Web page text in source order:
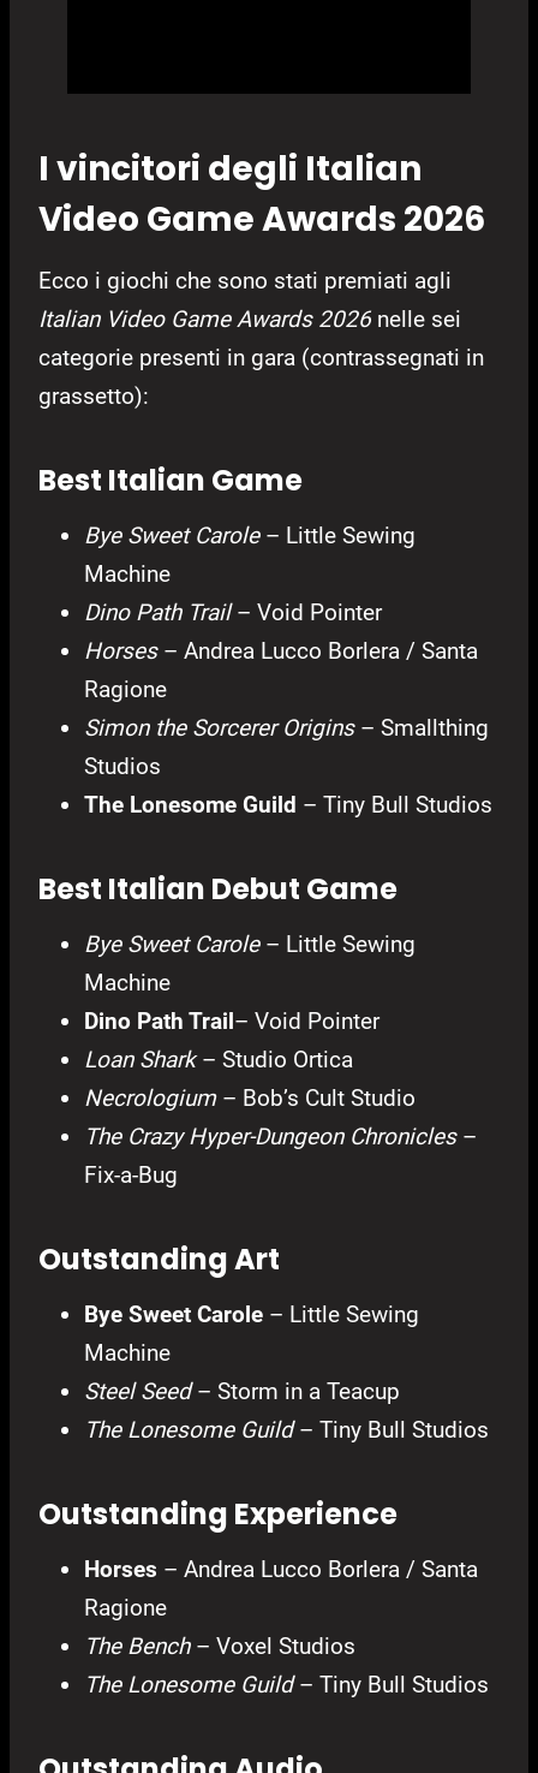
I vincitori degli Italian
Video Game Awards 2026
Ecco i giochi che sono stati premiati agli
Italian Video Game Awards 2026 nelle sei
categorie presenti in gara (contrassegnati in
grassetto):
Best Italian Game
Bye Sweet Carole– Little Sewing
Machine
Dino Path Trail– Void Pointer
Horses– Andrea Lucco Borlera / Santa
Ragione
Simon the Sorcerer Origins– Smallthing
Studios
The Lonesome Guild – Tiny Bull Studios
Best Italian Debut Game
Bye Sweet Carole– Little Sewing
Machine
Dino Path Trail– Void Pointer
Loan Shark– Studio Ortica
Necrologium– Bob’s Cult Studio
The Crazy Hyper-Dungeon Chronicles–
Fix-a-Bug
Outstanding Art
Bye Sweet Carole – Little Sewing
Machine
Steel Seed– Storm in a Teacup
The Lonesome Guild– Tiny Bull Studios
Outstanding Experience
Horses – Andrea Lucco Borlera / Santa
Ragione
The Bench– Voxel Studios
The Lonesome Guild– Tiny Bull Studios